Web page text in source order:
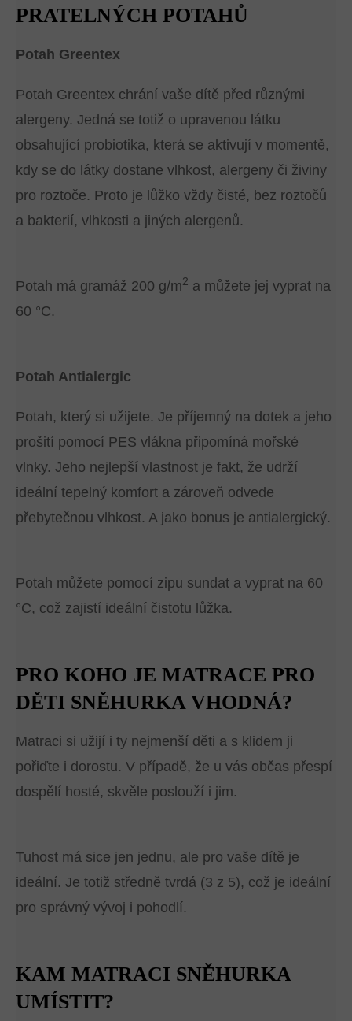
PRATELNÝCH POTAHŮ
Potah Greentex
Potah Greentex chrání vaše dítě před různými
alergeny. Jedná se totiž o upravenou látku
obsahující probiotika, která se aktivují v momentě,
kdy se do látky dostane vlhkost, alergeny či živiny
pro roztoče. Proto je lůžko vždy čisté, bez roztočů
a bakterií, vlhkosti a jiných alergenů.
Potah má gramáž 200 g/m2 a můžete jej vyprat na
60 °C.
Potah Antialergic
Potah, který si užijete. Je příjemný na dotek a jeho
prošití pomocí PES vlákna připomíná mořské
vlnky. Jeho nejlepší vlastnost je fakt, že udrží
ideální tepelný komfort a zároveň odvede
přebytečnou vlhkost. A jako bonus je antialergický.
Potah můžete pomocí zipu sundat a vyprat na 60
°C, což zajistí ideální čistotu lůžka.
PRO KOHO JE MATRACE PRO
DĚTI SNĚHURKA VHODNÁ?
Matraci si užijí i ty nejmenší děti a s klidem ji
pořiďte i dorostu. V případě, že u vás občas přespí
dospělí hosté, skvěle poslouží i jim.
Tuhost má sice jen jednu, ale pro vaše dítě je
ideální. Je totiž středně tvrdá (3 z 5), což je ideální
pro správný vývoj i pohodlí.
KAM MATRACI SNĚHURKA
UMÍSTIT?